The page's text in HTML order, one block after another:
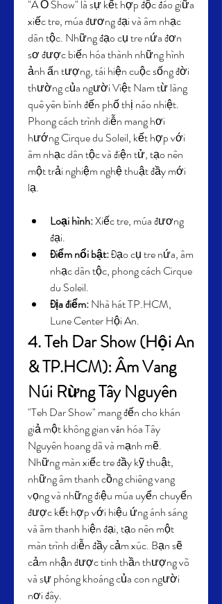
"À Ố Show" là sự kết hợp độc đáo giữa
xiếc tre, múa đương đại và âm nhạc
dân tộc. Những đạo cụ tre nứa đơn
sơ được biến hóa thành những hình
ảnh ấn tượng, tái hiện cuộc sống đời
thường của người Việt Nam từ làng
quê yên bình đến phố thị náo nhiệt.
Phong cách trình diễn mang hơi
hướng Cirque du Soleil, kết hợp với
âm nhạc dân tộc và điện tử, tạo nên
một trải nghiệm nghệ thuật đầy mới
lạ.
Loại hình: Xiếc tre, múa đương
đại.
Điểm nổi bật: Đạo cụ tre nứa, âm
nhạc dân tộc, phong cách Cirque
du Soleil.
Địa điểm: Nhà hát TP.HCM,
Lune Center Hội An.
4. Teh Dar Show (Hội An
& TP.HCM): Âm Vang
Núi Rừng Tây Nguyên
"Teh Dar Show" mang đến cho khán
giả một không gian văn hóa Tây
Nguyên hoang dã và mạnh mẽ.
Những màn xiếc tre đầy kỹ thuật,
những âm thanh cồng chiêng vang
vọng và những điệu múa uyển chuyển
được kết hợp với hiệu ứng ánh sáng
và âm thanh hiện đại, tạo nên một
màn trình diễn đầy cảm xúc. Bạn sẽ
cảm nhận được tinh thần thượng võ
và sự phóng khoáng của con người
nơi đây.